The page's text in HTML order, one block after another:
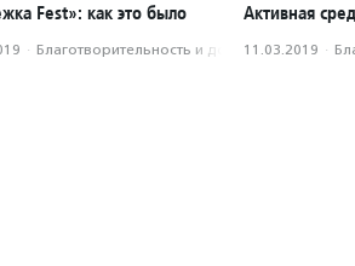
Fest»: как это было
· Благотвори­тель­ность и доброволь­чест­во
Активная
11.03.2019 ·